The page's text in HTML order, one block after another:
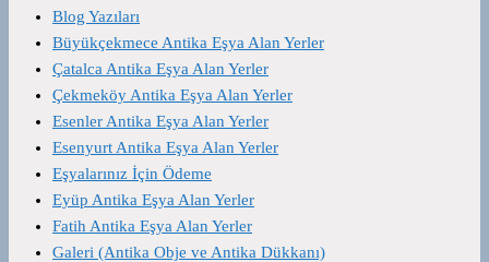
Blog Yazıları
Büyükçekmece Antika Eşya Alan Yerler
Çatalca Antika Eşya Alan Yerler
Çekmeköy Antika Eşya Alan Yerler
Esenler Antika Eşya Alan Yerler
Esenyurt Antika Eşya Alan Yerler
Eşyalarınız İçin Ödeme
Eyüp Antika Eşya Alan Yerler
Fatih Antika Eşya Alan Yerler
Galeri (Antika Obje ve Antika Dükkanı)